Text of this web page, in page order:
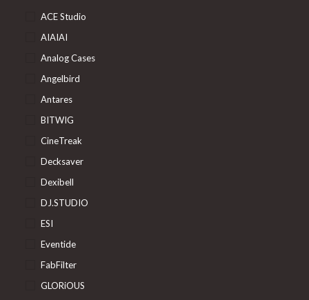
ACE Studio
AIAIAI
Analog Cases
Angelbird
Antares
BITWIG
CineTreak
Decksaver
Dexibell
DJ.STUDIO
ESI
Eventide
FabFilter
GLORiOUS